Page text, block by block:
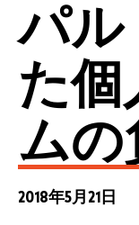
パル
た個
ムの
2018年5月21日